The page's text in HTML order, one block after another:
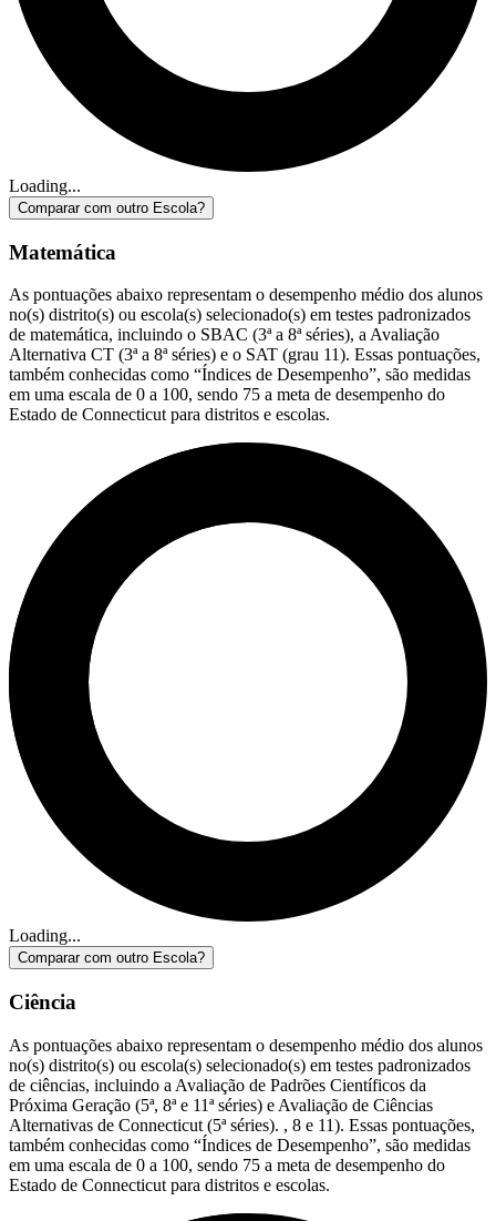
Loading...
Comparar com outro Escola?
Matemática
As pontuações abaixo representam o desempenho médio dos alunos
no(s) distrito(s) ou escola(s) selecionado(s) em testes padronizados
de matemática, incluindo o SBAC (3ª a 8ª séries), a Avaliação
Alternativa CT (3ª a 8ª séries) e o SAT (grau 11). Essas pontuações,
também conhecidas como “Índices de Desempenho”, são medidas
em uma escala de 0 a 100, sendo 75 a meta de desempenho do
Estado de Connecticut para distritos e escolas.
Loading...
Comparar com outro Escola?
Ciência
As pontuações abaixo representam o desempenho médio dos alunos
no(s) distrito(s) ou escola(s) selecionado(s) em testes padronizados
de ciências, incluindo a Avaliação de Padrões Científicos da
Próxima Geração (5ª, 8ª e 11ª séries) e Avaliação de Ciências
Alternativas de Connecticut (5ª séries). , 8 e 11). Essas pontuações,
também conhecidas como “Índices de Desempenho”, são medidas
em uma escala de 0 a 100, sendo 75 a meta de desempenho do
Estado de Connecticut para distritos e escolas.